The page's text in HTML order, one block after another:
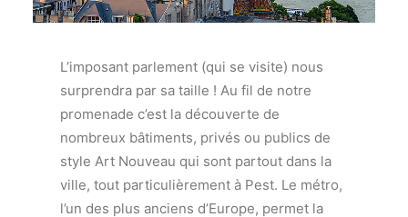
L’imposant parlement (qui se visite) nous
surprendra par sa taille ! Au fil de notre
promenade c’est la découverte de
nombreux bâtiments, privés ou publics de
style Art Nouveau qui sont partout dans la
ville, tout particulièrement à Pest. Le métro,
l’un des plus anciens d’Europe, permet la